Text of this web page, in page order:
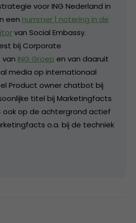
voor ING Nederland in
een nummer 1 notering in de
van Social Embassy.
bij Corporate
ING Groep en van daaruit
media op internationaal
Product owner chatbot bij
titel bij Marketingfacts
ook op de achtergrond actief
o.a. bij de techniek